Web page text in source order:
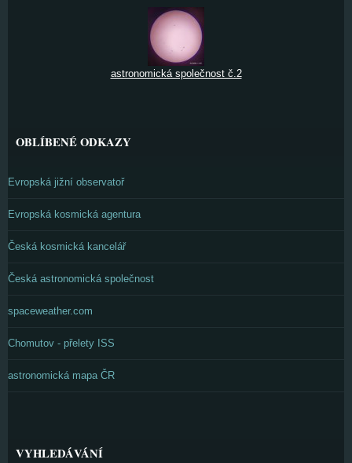
astronomická společnost č.2
OBLÍBENÉ ODKAZY
Evropská jižní observatoř
Evropská kosmická agentura
Česká kosmická kancelář
Česká astronomická společnost
spaceweather.com
Chomutov - přelety ISS
astronomická mapa ČR
VYHLEDÁVÁNÍ